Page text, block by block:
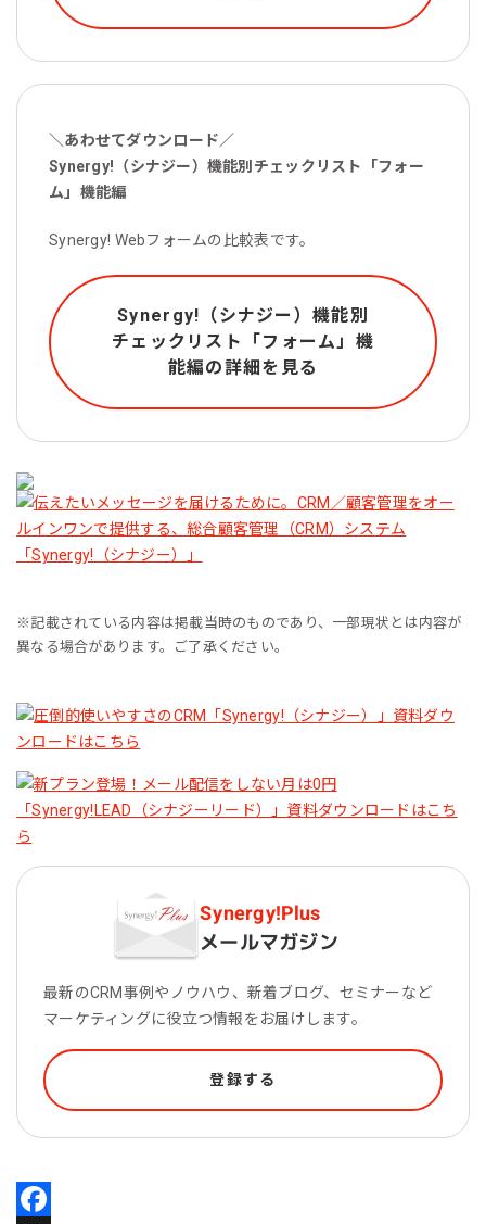
＼あわせてダウンロード／
Synergy!（シナジー）機能別チェックリスト「フォー
ム」機能編
Synergy! Webフォームの比較表です。
Synergy!（シナジー）機能別
チェックリスト「フォーム」機
能編の詳細を見る
※記載されている内容は掲載当時のものであり、一部現状とは内容が
異なる場合があります。ご了承ください。
Synergy!Plus
メールマガジン
最新のCRM事例やノウハウ、新着ブログ、セミナーなど
マーケティングに役立つ情報をお届けします。
登録する